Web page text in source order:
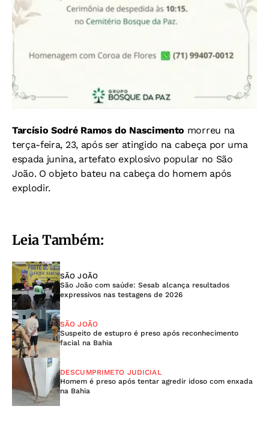
Tarcísio Sodré Ramos do Nascimento morreu na
terça-feira, 23, após ser atingido na cabeça por uma
espada junina, artefato explosivo popular no São
João. O objeto bateu na cabeça do homem após
explodir.
Leia Também:
SÃO JOÃO
São João com saúde: Sesab alcança resultados
expressivos nas testagens de 2026
SÃO JOÃO
Suspeito de estupro é preso após reconhecimento
facial na Bahia
DESCUMPRIMETO JUDICIAL
Homem é preso após tentar agredir idoso com enxada
na Bahia